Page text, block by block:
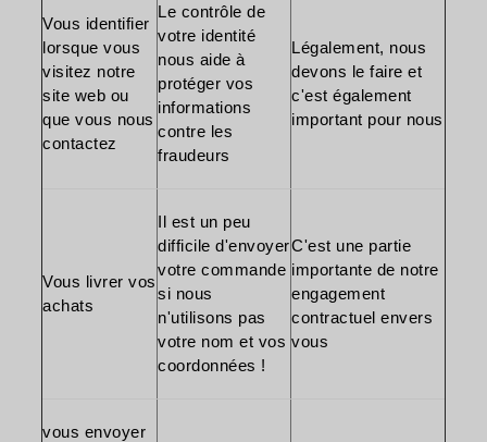
Vous identifier
lorsque vous
visitez notre
site web ou
que vous nous
contactez
Le contrôle de
votre identité
nous aide à
protéger vos
informations
contre les
fraudeurs
Légalement, nous
devons le faire et
c'est également
important pour nous
Vous livrer vos
achats
Il est un peu
difficile d'envoyer
votre commande
si nous
n'utilisons pas
votre nom et vos
coordonnées !
C'est une partie
importante de notre
engagement
contractuel envers
vous
vous envoyer